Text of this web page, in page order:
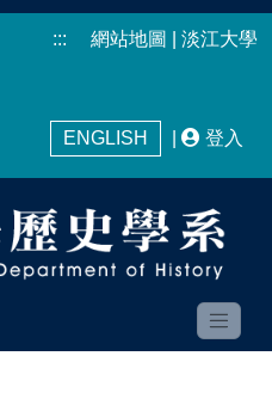
::: 網站地圖 淡江大學
ENGLISH 登入